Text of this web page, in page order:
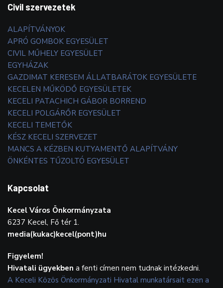
Civil szervezetek
ALAPÍTVÁNYOK
APRÓ GOMBOK EGYESÜLET
CIVIL MŰHELY EGYESÜLET
EGYHÁZAK
GAZDIMAT KERESEM ÁLLATBARÁTOK EGYESÜLETE
KECELEN MŰKÖDŐ EGYESÜLETEK
KECELI PATACHICH GÁBOR BORREND
KECELI POLGÁRŐR EGYESÜLET
KECELI TEMETŐK
KÉSZ KECELI SZERVEZET
MANCS A KÉZBEN KUTYAMENTŐ ALAPÍTVÁNY
ÖNKÉNTES TŰZOLTÓ EGYESÜLET
Kapcsolat
Kecel Város Önkormányzata
6237 Kecel, Fő tér 1.
media(kukac)kecel(pont)hu
Figyelem!
Hivatali ügyekben a fenti címen nem tudnak intézkedni.
A Keceli Közös Önkormányzati Hivatal munkatársait ezen a